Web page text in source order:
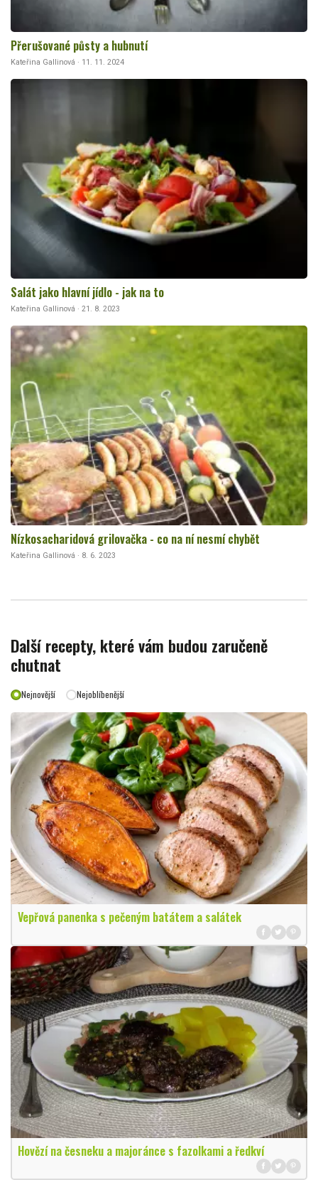
Přerušované půsty a hubnutí
Kateřina Gallinová · 11. 11. 2024
Salát jako hlavní jídlo - jak na to
Kateřina Gallinová · 21. 8. 2023
Nízkosacharidová grilovačka - co na ní nesmí chybět
Kateřina Gallinová · 8. 6. 2023
Další recepty, které vám budou zaručeně
chutnat
Nejnovější Nejoblíbenější
Vepřová panenka s pečeným batátem a salátek
Hovězí na česneku a majoránce s fazolkami a ředkví